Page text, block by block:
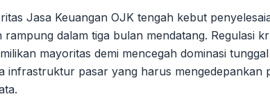
Jasa Keuangan OJK tengah kebut
rampung dalam tiga bulan mendatang. Regulasi
mayoritas demi mencegah dominasi
infrastruktur pasar yang harus mengedepankan